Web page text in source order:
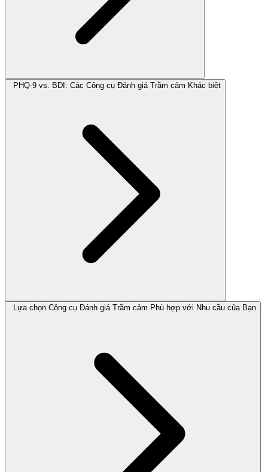
PHQ-9 vs. BDI: Các Công cụ Đánh giá Trầm cảm Khác biệt
Lựa chọn Công cụ Đánh giá Trầm cảm Phù hợp với Nhu cầu của Bạn